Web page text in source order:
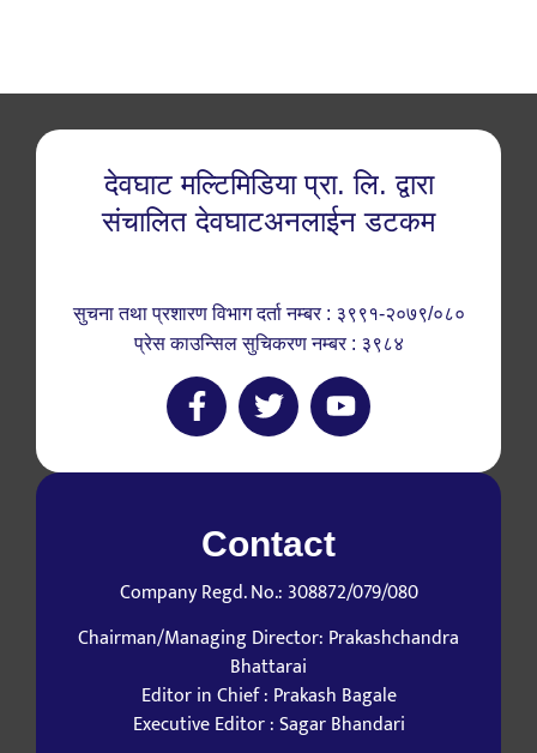
देवघाट मल्टिमिडिया प्रा. लि. द्वारा
संचालित देवघाटअनलाईन डटकम
सुचना तथा प्रशारण विभाग दर्ता नम्बर : ३९९१-२०७९/०८०
प्रेस काउन्सिल सुचिकरण नम्बर : ३९८४
Contact
Company Regd. No.: 308872/079/080
Chairman/Managing Director: Prakashchandra
Bhattarai
Editor in Chief : Prakash Bagale
Executive Editor : Sagar Bhandari